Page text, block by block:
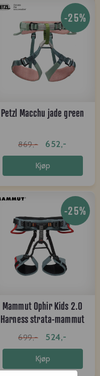
-25%
Petzl Macchu jade green
869,- 652,-
Kjøp
-25%
Mammut Ophir Kids 2.0
Harness strata-mammut
red
699,- 524,-
Kjøp